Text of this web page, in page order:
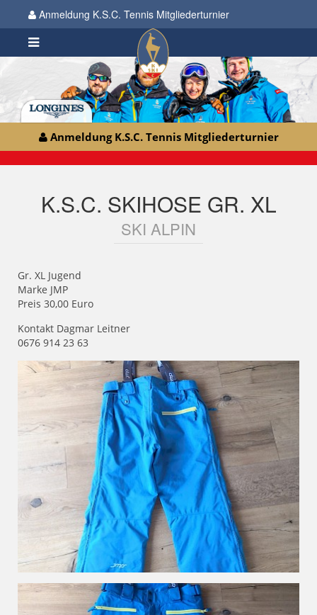
Anmeldung K.S.C. Tennis Mitgliederturnier
Anmeldung K.S.C. Tennis Mitgliederturnier
K.S.C. SKIHOSE GR. XL
SKI ALPIN
Gr. XL Jugend
Marke JMP
Preis 30,00 Euro
Kontakt Dagmar Leitner
0676 914 23 63